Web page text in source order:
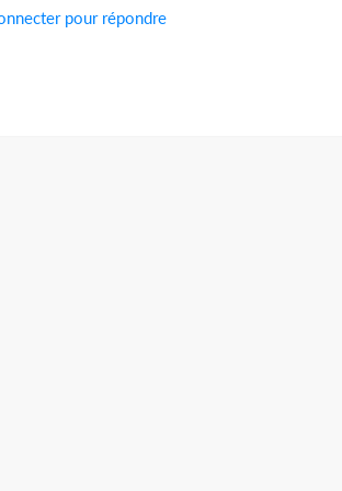
pour répondre